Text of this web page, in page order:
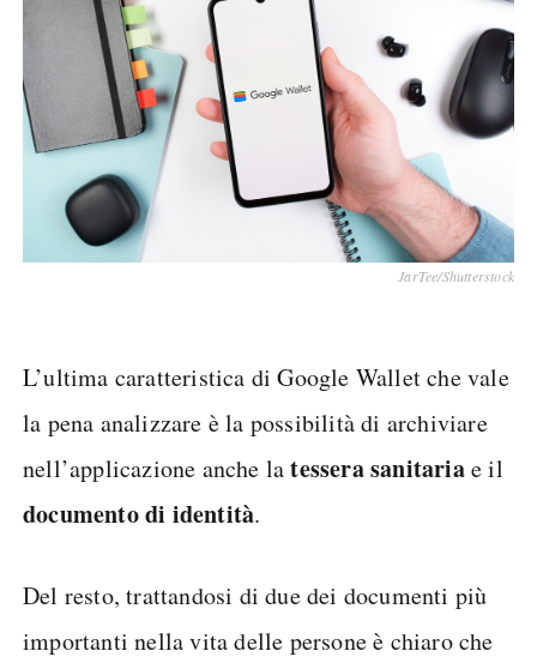
JarTee/Shutterstock
L’ultima caratteristica di Google Wallet che vale
la pena analizzare è la possibilità di archiviare
nell’applicazione anche latessera sanitariae il
documento di identità.
Del resto, trattandosi di due dei documenti più
importanti nella vita delle persone è chiaro che